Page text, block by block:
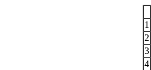
1
2
3
4